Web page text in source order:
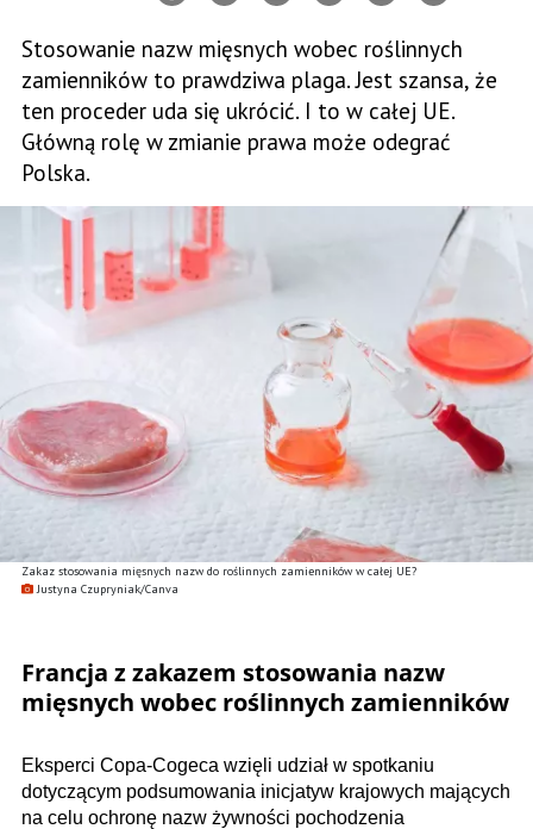
Zakaz stosowania mięsnych nazw do roślinnych zamienników w całej UE?
Justyna Czupryniak/Canva
Stosowanie nazw mięsnych wobec roślinnych
zamienników to prawdziwa plaga. Jest szansa, że
ten proceder uda się ukrócić. I to w całej UE.
Główną rolę w zmianie prawa może odegrać
Polska.
Francja z zakazem stosowania nazw
mięsnych wobec roślinnych zamienników
Eksperci Copa-Cogeca wzięli udział w spotkaniu
dotyczącym podsumowania inicjatyw krajowych mających
na celu ochronę nazw żywności pochodzenia